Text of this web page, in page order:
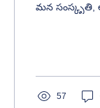
మన సంస్కృతి,
57